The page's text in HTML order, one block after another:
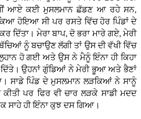
ਆਏ ਕਈ ਮੁਸਲਮਾਨ ਛੱਡਣ ਆ ਰਹੇ ਸਨ,
ਹੋਇਆ ਸੀ ਪਰ ਰਸਤੇ ਵਿੱਚ ਹੋਰ ਪਿੰਡਾਂ ਦੇ
ਦਿੱਤਾ। ਮੇਰਾ ਬਾਪ, ਦੋ ਭਰਾ ਮਾਰੇ ਗਏ, ਮੇਰੀ
ਨੂੰ ਬਚਾਉਣ ਲੱਗੀ ਤਾਂ ਉਸ ਦੀ ਵੱਖੀ ਵਿੱਚ
ਹੋ ਗਈ ਅਤੇ ਉਸ ਨੇ ਮੈਨੂੰ ਇੰਨਾ ਹੀ ਕਿਹਾ
ਉਹਨਾਂ ਗੁੰਡਿਆਂ ਨੇ ਮੇਰੀ ਭੂਆ ਅਤੇ ਭੈਣਾਂ
ਸਾਡੇ ਪਿੰਡ ਦੇ ਮੁਸਲਮਾਨ ਲੜਕਿਆਂ ਨੇ ਸਾਨੂੰ
ਪਰ ਫਿਰ ਵੀ ਚਾਰ ਲੜਕੇ ਸਾਡੀ ਮਦਦ
ਸਾਹੇ ਹੀ ਇੰਨਾ ਕੁਝ ਦਸ ਗਿਆ।